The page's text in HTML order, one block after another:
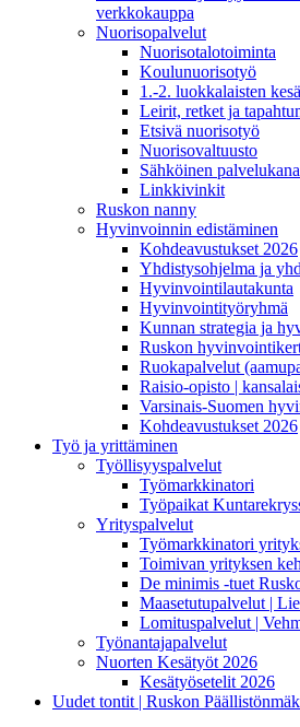
verkkokauppa
Nuorisopalvelut
Nuorisotalotoiminta
Koulunuorisotyö
1.-2. luokkalaisten
Leirit, retket ja
Etsivä nuorisotyö
Nuorisovaltuusto
Sähköinen
Linkkivinkit
Ruskon nanny
Hyvinvoinnin edistäminen
Kohdeavustukset 2026
Yhdistysohjelma ja
Hyvinvointilautakunta
Hyvinvointityöryhmä
Kunnan strategia ja
Ruskon
Ruokapalvelut
Raisio-opisto |
Varsinais-Suomen
Kohdeavustukset 2026
Työ ja yrittäminen
Työllisyyspalvelut
Työmarkkinatori
Työpaikat
Yrityspalvelut
Työmarkkinatori
Toimivan yrityksen
De minimis -tuet
Maasetutupalvelut |
Lomituspalvelut |
Työnantajapalvelut
Nuorten Kesätyöt 2026
Kesätyösetelit 2026
Uudet tontit | Ruskon